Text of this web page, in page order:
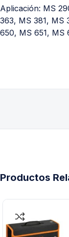
Aplicación: MS
363, MS 381, MS
650, MS 651, MS
Productos